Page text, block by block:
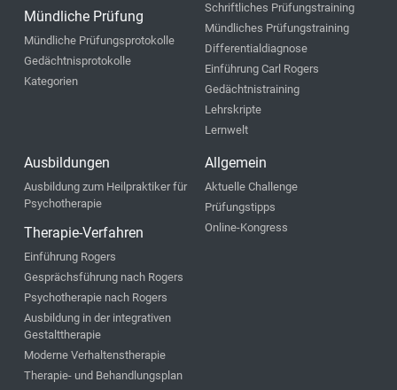
Mündliche Prüfung
Mündliche Prüfungsprotokolle
Gedächtnisprotokolle
Kategorien
Schriftliches Prüfungstraining
Mündliches Prüfungstraining
Differentialdiagnose
Einführung Carl Rogers
Gedächtnistraining
Lehrskripte
Lernwelt
Ausbildungen
Ausbildung zum Heilpraktiker für
Psychotherapie
Therapie-Verfahren
Einführung Rogers
Gesprächsführung nach Rogers
Psychotherapie nach Rogers
Ausbildung in der integrativen
Gestalttherapie
Moderne Verhaltenstherapie
Therapie- und Behandlungsplan
Allgemein
Aktuelle Challenge
Prüfungstipps
Online-Kongress